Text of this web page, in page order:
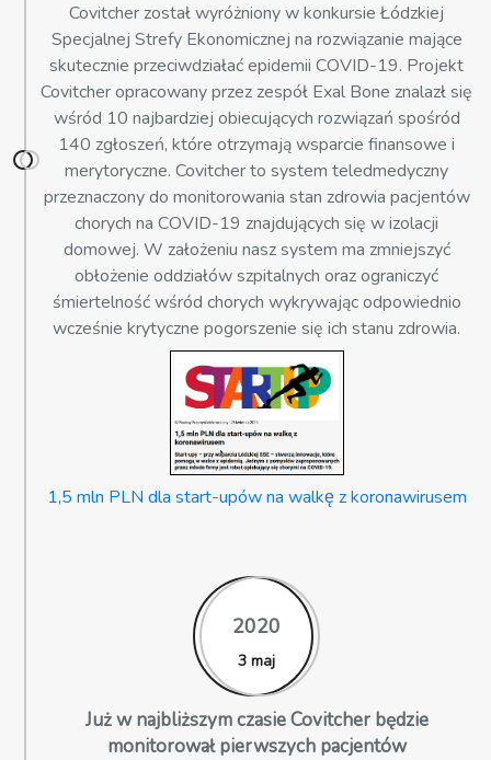
Covitcher został wyróżniony w konkursie Łódzkiej
Specjalnej Strefy Ekonomicznej na rozwiązanie mające
skutecznie przeciwdziałać epidemii COVID-19. Projekt
Covitcher opracowany przez zespół Exal Bone znalazł się
wśród 10 najbardziej obiecujących rozwiązań spośród
140 zgłoszeń, które otrzymają wsparcie finansowe i
merytoryczne. Covitcher to system teledmedyczny
przeznaczony do monitorowania stan zdrowia pacjentów
chorych na COVID-19 znajdujących się w izolacji
domowej. W założeniu nasz system ma zmniejszyć
obłożenie oddziałów szpitalnych oraz ograniczyć
śmiertelność wśród chorych wykrywając odpowiednio
wcześnie krytyczne pogorszenie się ich stanu zdrowia.
1,5 mln PLN dla start-upów na walkę z koronawirusem
2020
3 maj
Już w najbliższym czasie Covitcher będzie
monitorował pierwszych pacjentów